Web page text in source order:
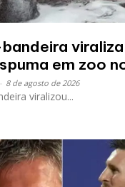
em zoo
8 de agosto de 2026
viralizou...